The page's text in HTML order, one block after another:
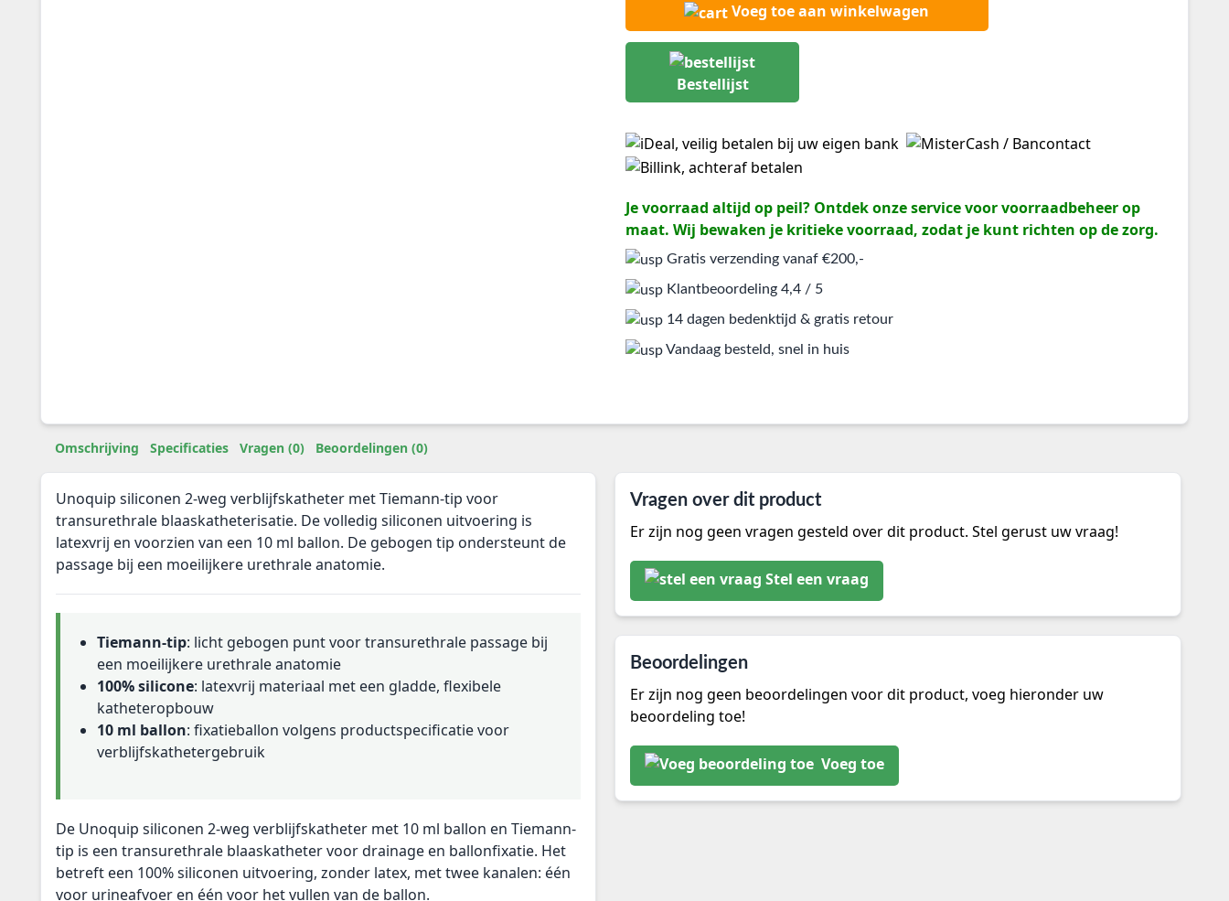
Voeg toe aan winkelwagen
Bestellijst
Je voorraad altijd op peil? Ontdek onze service voor voorraadbeheer op
maat. Wij bewaken je kritieke voorraad, zodat je kunt richten op de zorg.
Gratis verzending vanaf €200,-
Klantbeoordeling 4,4 / 5
14 dagen bedenktijd & gratis retour
Vandaag besteld, snel in huis
Omschrijving Specificaties Vragen (0) Beoordelingen (0)
Unoquip siliconen 2-weg verblijfskatheter met Tiemann-tip voor
transurethrale blaaskatheterisatie. De volledig siliconen uitvoering is
latexvrij en voorzien van een 10 ml ballon. De gebogen tip ondersteunt de
passage bij een moeilijkere urethrale anatomie.
Tiemann-tip: licht gebogen punt voor transurethrale passage bij
een moeilijkere urethrale anatomie
100% silicone: latexvrij materiaal met een gladde, flexibele
katheteropbouw
10 ml ballon: fixatieballon volgens productspecificatie voor
verblijfskathetergebruik
De Unoquip siliconen 2-weg verblijfskatheter met 10 ml ballon en Tiemann-
tip is een transurethrale blaaskatheter voor drainage en ballonfixatie. Het
betreft een 100% siliconen uitvoering, zonder latex, met twee kanalen: één
voor urineafvoer en één voor het vullen van de ballon.
Vragen over dit product
Er zijn nog geen vragen gesteld over dit product. Stel gerust uw vraag!
Stel een vraag
Beoordelingen
Er zijn nog geen beoordelingen voor dit product, voeg hieronder uw
beoordeling toe!
Voeg toe